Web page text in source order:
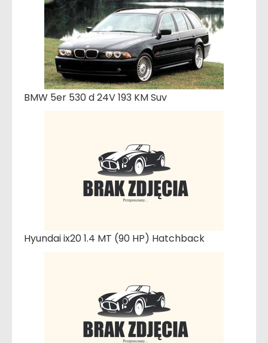
BMW 5er 530 d 24V 193 KM Suv
Hyundai ix20 1.4 MT (90 HP) Hatchback